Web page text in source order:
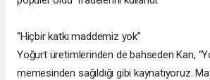
“Hiçbir katkı maddemiz yok”
Yoğurt üretimlerinden de bahseden Kan,
memesinden sağıldığı gibi kaynatıyoruz.